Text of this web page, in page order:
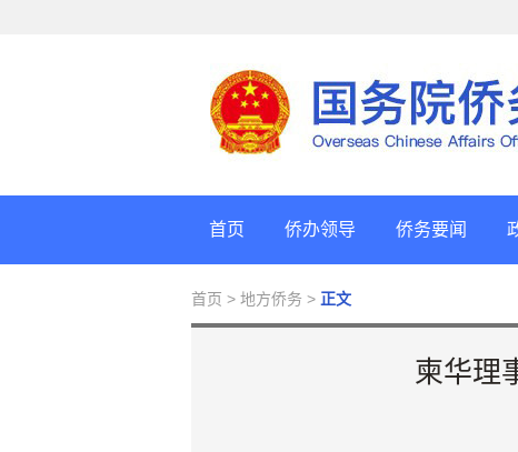
首页 侨办领导 侨务要闻
首页 > 地方侨务 > 正文
柬华理